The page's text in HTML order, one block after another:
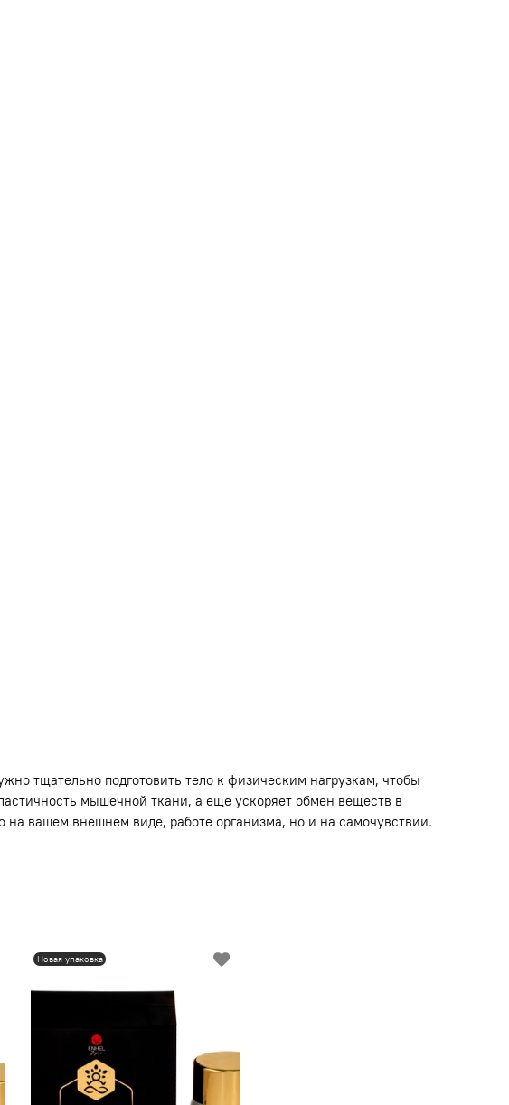
тщательно подготовить тело к физическим нагрузкам, чтобы
мышечной ткани, а еще ускоряет обмен веществ в
на вашем внешнем виде, работе организма, но и на самочувствии.
Новая упаковка